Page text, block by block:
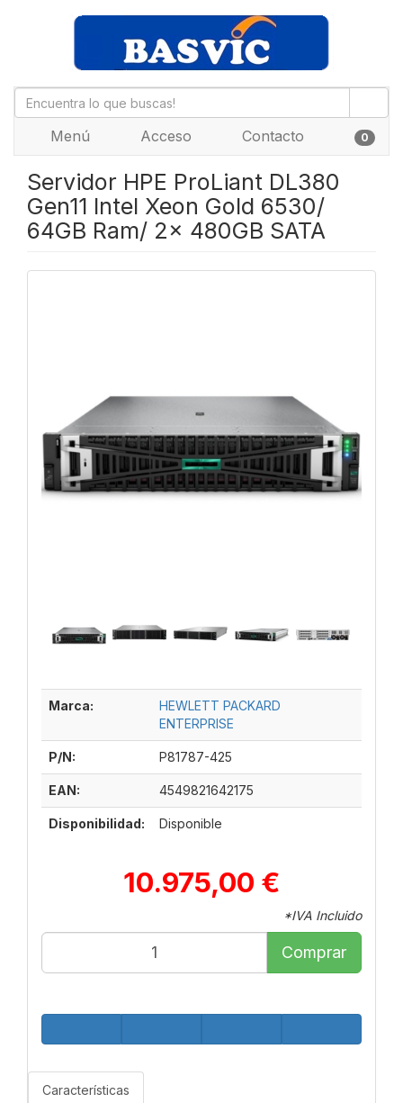
Menú Acceso Contacto 0
Servidor HPE ProLiant DL380
Gen11 Intel Xeon Gold 6530/
64GB Ram/ 2x 480GB SATA
Marca:
HEWLETT PACKARD
ENTERPRISE
P/N: P81787-425
EAN: 4549821642175
Disponibilidad: Disponible
10.975,00 €
*IVA Incluido
Comprar
Características